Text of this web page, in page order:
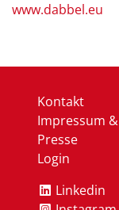
www.dabbel.eu
Kontakt
Impressum
Presse
Login
Linkedin